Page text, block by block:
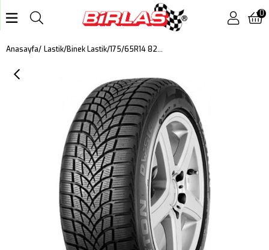
0
Anasayfa Lastik Binek Lastik 175/65R14 82T DW510E DOT 2024